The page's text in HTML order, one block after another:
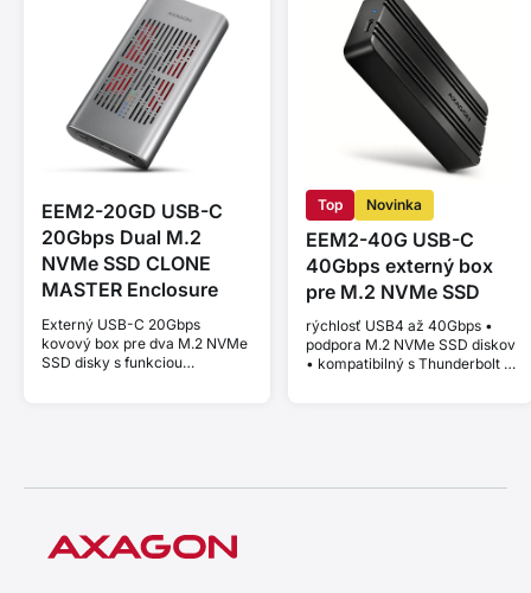
EEM2-20GD USB-C
20Gbps Dual M.2
NVMe SSD CLONE
MASTER Enclosure
Externý USB-C 20Gbps
kovový box pre dva M.2 NVMe
SSD disky s funkciou
Top Novinka
EEM2-40G USB-C
40Gbps externý box
pre M.2 NVMe SSD
rýchlosť USB4 až 40Gbps •
podpora M.2 NVMe SSD diskov
• kompatibilný s Thunderbolt a